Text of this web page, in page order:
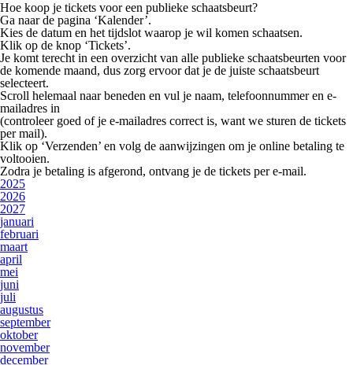
Hoe koop je tickets voor een publieke schaatsbeurt?
Ga naar de pagina ‘Kalender’.
Kies de datum en het tijdslot waarop je wil komen schaatsen.
Klik op de knop ‘Tickets’.
Je komt terecht in een overzicht van alle publieke schaatsbeurten voor
de komende maand, dus zorg ervoor dat je de juiste schaatsbeurt
selecteert.
Scroll helemaal naar beneden en vul je naam, telefoonnummer en e-
mailadres in
(controleer goed of je e-mailadres correct is, want we sturen de tickets
per mail).
Klik op ‘Verzenden’ en volg de aanwijzingen om je online betaling te
voltooien.
Zodra je betaling is afgerond, ontvang je de tickets per e-mail.
2025
2026
2027
januari
februari
maart
april
mei
juni
juli
augustus
september
oktober
november
december